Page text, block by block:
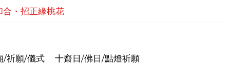
祈願點燈儀式
祈願點燈儀式
・招正緣桃花
/祈願/儀式 十齋日/佛日/點燈祈願